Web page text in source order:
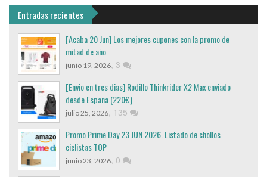
Entradas recientes
[Acaba 20 Jun] Los mejores cupones con la promo de
mitad de año
junio 19, 2026, 3
[Envio en tres dias] Rodillo Thinkrider X2 Max enviado
desde España (220€)
julio 25, 2026, 135
Promo Prime Day 23 JUN 2026. Listado de chollos
ciclistas TOP
junio 23, 2026, 0